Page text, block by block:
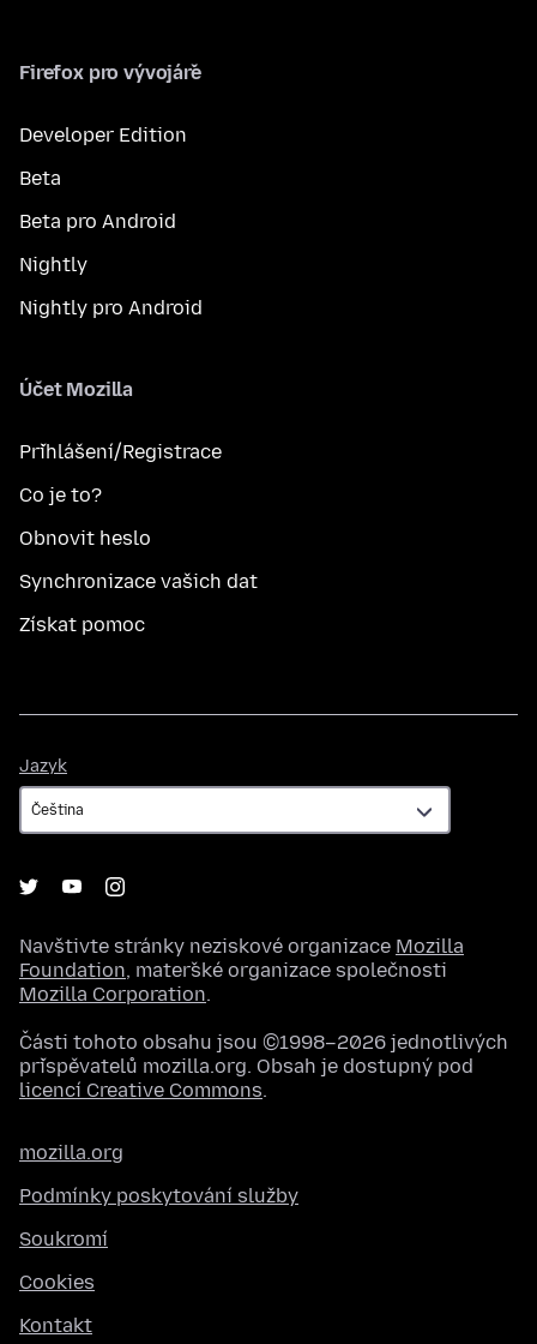
Firefox pro vývojáře
Developer Edition
Beta
Beta pro Android
Nightly
Nightly pro Android
Účet Mozilla
Přihlášení/Registrace
Co je to?
Obnovit heslo
Synchronizace vašich dat
Získat pomoc
Jazyk
Navštivte stránky neziskové organizace Mozilla
Foundation, mateřské organizace společnosti
Mozilla Corporation.
Části tohoto obsahu jsou ©1998–2026 jednotlivých
přispěvatelů mozilla.org. Obsah je dostupný pod
licencí Creative Commons.
mozilla.org
Podmínky poskytování služby
Soukromí
Cookies
Kontakt